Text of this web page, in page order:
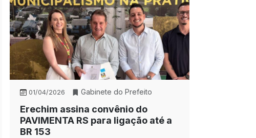
01/04/2026 Gabinete do Prefeito
Erechim assina convênio do
PAVIMENTA RS para ligação até a
BR 153